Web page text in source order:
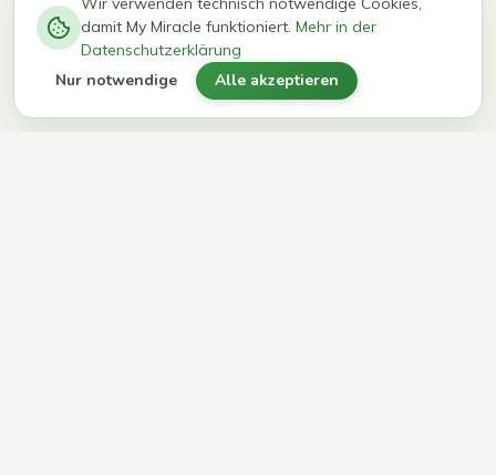
kg in 12
Wochen
erreichen
ihr Ziel
damit My Miracle funktioniert. Mehr in der
Datenschutzerklärung
Nur notwendige Alle akzeptieren